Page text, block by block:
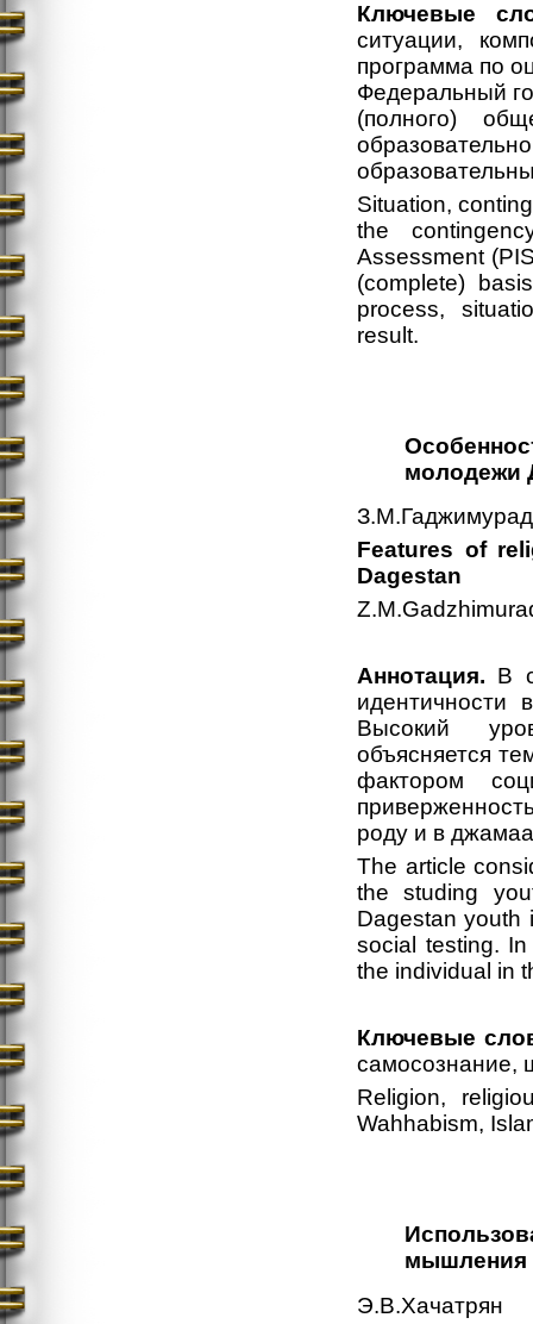
Ключевые
ситуации,
программа по
Федеральный
(полного)
Situation,
the
Assessment
(complete)
process,
result.
молодежи
Features of
Dagestan
Аннотация. В
Высокий
объясняется
фактором
роду и в
The article
the studing
Dagestan youth
social testing.
the individual in
Ключевые
самосознание,
Religion,
Wahhabism,
мышления
Э.В.Хачатрян